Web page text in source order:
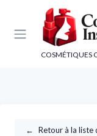
COSMÉTIQUES
← Retour à la liste
Panneau de gestion